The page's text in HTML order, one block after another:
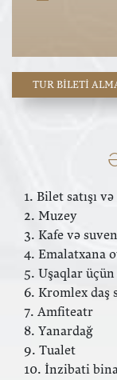
TUR BILETI
1. Bilet satışı
2. Muzey
3. Kafe və
4. Emalatxana
5. Uşaqlar
6. Kromlex daş
7. Amfiteatr
8. Yanardağ
9. Tualet
10. İnzibati